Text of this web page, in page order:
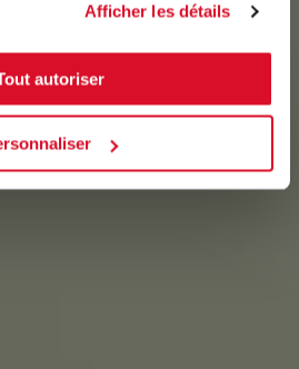
Afficher les détails
autoriser